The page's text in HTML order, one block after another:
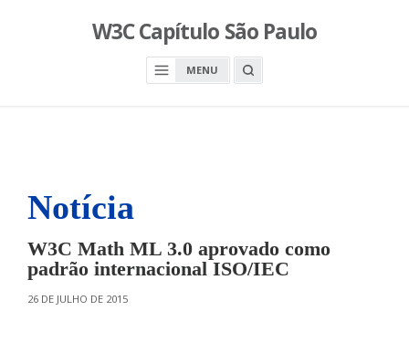
W3C Capítulo São Paulo
MENU
O
Notícia
W3C Math ML 3.0 aprovado como
padrão internacional ISO/IEC
O
26 DE JULHO DE 2015